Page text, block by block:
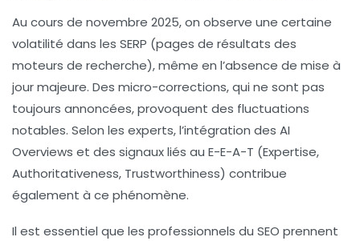
Au cours de novembre 2025, on observe une certaine
volatilité dans les SERP (pages de résultats des
moteurs de recherche), même en l’absence de mise à
jour majeure. Des micro-corrections, qui ne sont pas
toujours annoncées, provoquent des fluctuations
notables. Selon les experts, l’intégration des AI
Overviews et des signaux liés au E-E-A-T (Expertise,
Authoritativeness, Trustworthiness) contribue
également à ce phénomène.
Il est essentiel que les professionnels du SEO prennent